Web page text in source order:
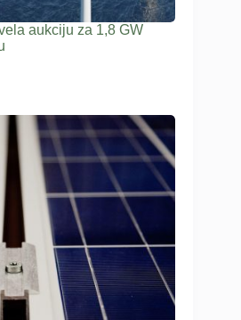
aukciju za 1,8 GW